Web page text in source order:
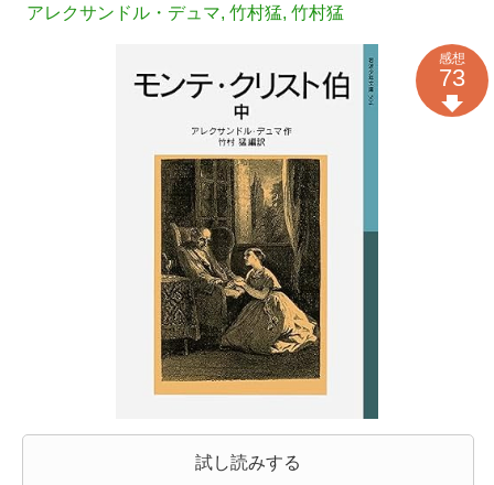
アレクサンドル・デュマ, 竹村猛, 竹村猛
試し読みする
感想
73